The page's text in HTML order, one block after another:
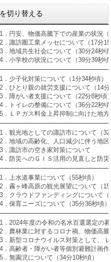
切り替える
1．円安、物価高騰下での産業の状況
2．諏訪圏工業メッセについて（17分
3．地域共生社会について（30分24秒
4．小学校の状況について（39分39秒
1．少子化対策について（1分34秒頃）
2．ひとり親の就労支援について（14
3．障がい者支援について（22分8秒頃
4．トイレの整備について（36分22秒
5．ＬＰガス料金上昇抑制に向けた地
1．観光地としての諏訪市について（
2．地域の高齢化、人口減少に伴う地
3．諏訪市の空き家対策について
4．防災へのＧＩＳ活用の見直しと防
1．上水道事業について（55秒頃）
2．霧ヶ峰高原の観光展望について（
3．クラウドファンディングについて
4．保育ニーズについて（35分36秒頃）
1．2024年度の令和の名水百選選定の
2．農林業に対するコロナ禍、物価高
3．新型コロナウイルス対策として、
4．高齢者・障がい者等個別避難計画
5．無園児について（34分10秒頃）